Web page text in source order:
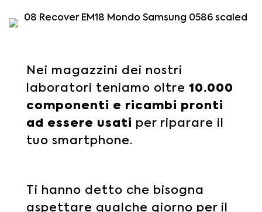
Nei magazzini dei nostri
laboratori teniamo oltre 10.000
componenti e ricambi pronti
ad essere usati per riparare il
tuo smartphone.
Ti hanno detto che bisogna
aspettare qualche giorno per il